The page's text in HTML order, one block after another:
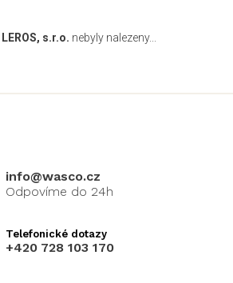
LEROS, s.r.o. nebyly nalezeny...
info@wasco.cz
+420 728 103 170